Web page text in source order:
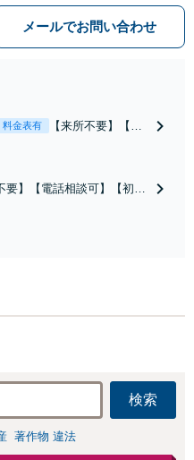
メールでお問い合わせ
料金表有
【来所不要】【電
争点を整理し、見
要】【電話相談可】【初回
検索
著作物 違法